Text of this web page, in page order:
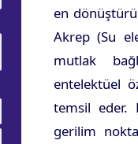
en
Akrep (Su
mutlak
entelektüel
temsil eder.
gerilim